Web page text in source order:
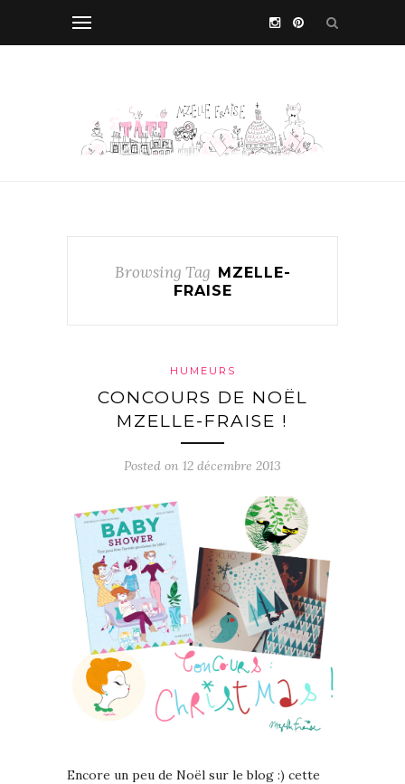
Browsing Tag MZELLE-
FRAISE
HUMEURS
CONCOURS DE NOËL
MZELLE-FRAISE !
Posted on 12 décembre 2013
Encore un peu de Noël sur le blog :) cette